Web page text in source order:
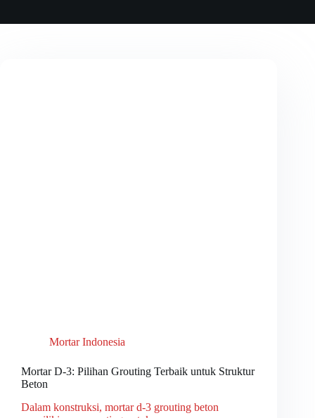
Mortar Indonesia
Mortar D-3: Pilihan Grouting Terbaik untuk Struktur
Beton
Dalam konstruksi, mortar d-3 grouting beton